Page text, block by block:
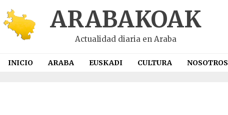
ARABAKOAK
Actualidad diaria en Araba
INICIO ARABA EUSKADI CULTURA NOSOTROS